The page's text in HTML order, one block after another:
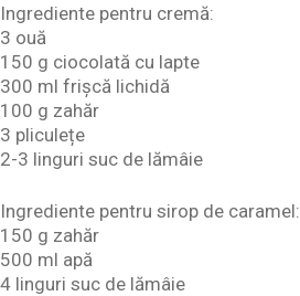
Ingrediente pentru cremă:
3 ouă
150 g ciocolată cu lapte
300 ml frișcă lichidă
100 g zahăr
3 pliculețe
2-3 linguri suc de lămâie
Ingrediente pentru sirop de caramel:
150 g zahăr
500 ml apă
4 linguri suc de lămâie